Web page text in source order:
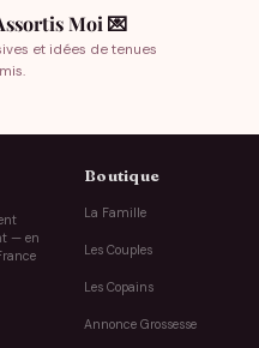
Moi 💌
et idées de tenues
— en
Boutique
La Famille
Les Couples
Les Copains
Annonce Grossesse